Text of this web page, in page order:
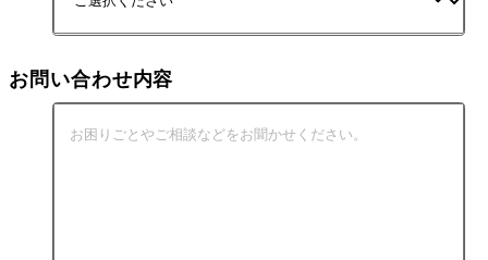
お問い合わせ内容